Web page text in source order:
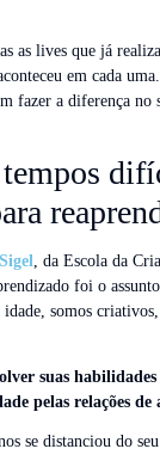
as lives que já
em cada
fazer a diferença no
, da Escola da
foi o
somos criativos,
suas
pelas relações de
se distanciou do